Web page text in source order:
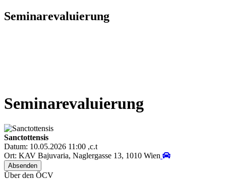
Seminarevaluierung
Seminarevaluierung
Sanctottensis
Datum: 10.05.2026 11:00 ,c.t
Ort: KAV Bajuvaria, Naglergasse 13, 1010 Wien
Über den ÖCV